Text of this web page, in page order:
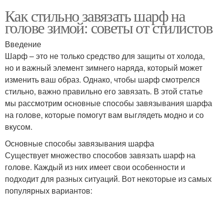
Как стильно завязать шарф на
голове зимой: советы от стилистов
Введение
Шарф – это не только средство для защиты от холода,
но и важный элемент зимнего наряда, который может
изменить ваш образ. Однако, чтобы шарф смотрелся
стильно, важно правильно его завязать. В этой статье
мы рассмотрим основные способы завязывания шарфа
на голове, которые помогут вам выглядеть модно и со
вкусом.
Основные способы завязывания шарфа
Существует множество способов завязать шарф на
голове. Каждый из них имеет свои особенности и
подходит для разных ситуаций. Вот некоторые из самых
популярных вариантов: